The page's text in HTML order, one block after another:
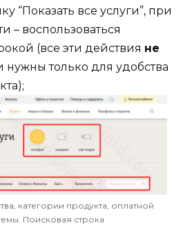
“Показать все услуги”, при
– воспользоваться
(все эти действия не
нужны только для удобства
категории продукта, оплатной
Поисковая строка